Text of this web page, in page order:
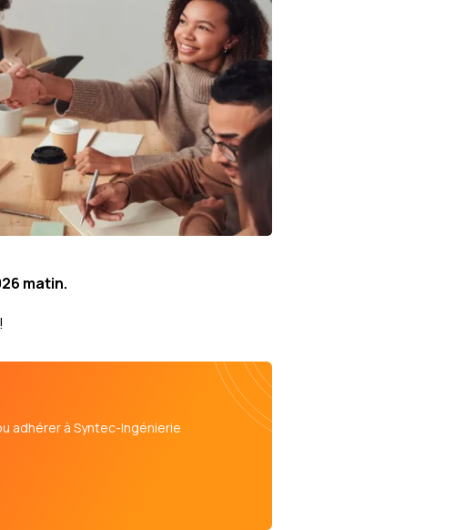
en échanges et en décisions
matin.
!
adhérer à Syntec-Ingénierie